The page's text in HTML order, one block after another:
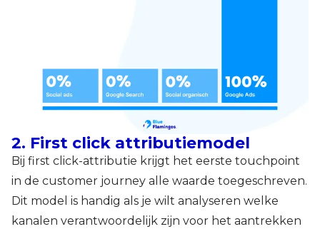
2. First click attributiemodel
Bij first click-attributie krijgt het eerste touchpoint
in de customer journey alle waarde toegeschreven.
Dit model is handig als je wilt analyseren welke
kanalen verantwoordelijk zijn voor het aantrekken